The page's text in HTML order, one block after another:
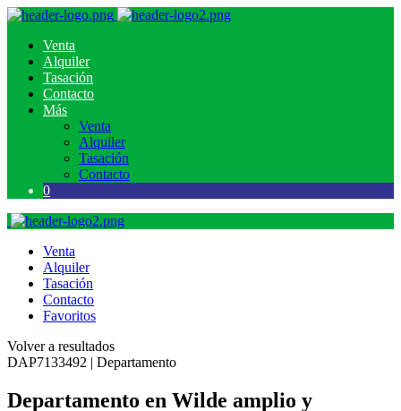
Venta
Alquiler
Tasación
Contacto
Más
Venta
Alquiler
Tasación
Contacto
0
Venta
Alquiler
Tasación
Contacto
Favoritos
Volver a resultados
DAP7133492 | Departamento
Departamento en Wilde amplio y